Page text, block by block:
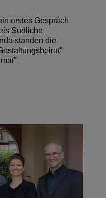
erstes Gespräch
Südliche
standen die